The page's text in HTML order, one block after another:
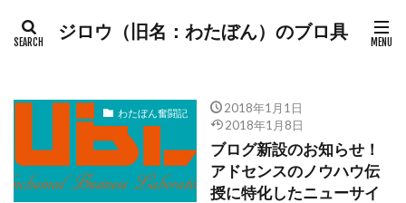
ジロウ（旧名：わたぼん）のブロ具
わたぼん奮闘記
2018年1月1日
2018年1月8日
ブログ新設のお知らせ！
アドセンスのノウハウ伝
授に特化したニューサイ